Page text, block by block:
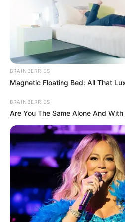
Los estratos contemplados en
mensualmente hasta 20.000
BRAINBERRIES
Magnetic Floating Bed: All That
BRAINBERRIES
Are You The Same Alone And